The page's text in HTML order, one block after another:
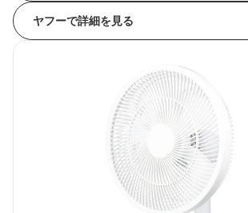
ヤフーで詳細を見る